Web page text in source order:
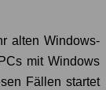
alten Windows-
mit Windows
Fällen startet